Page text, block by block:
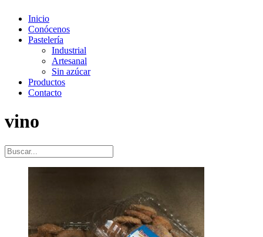
Inicio
Conócenos
Pastelería
Industrial
Artesanal
Sin azúcar
Productos
Contacto
vino